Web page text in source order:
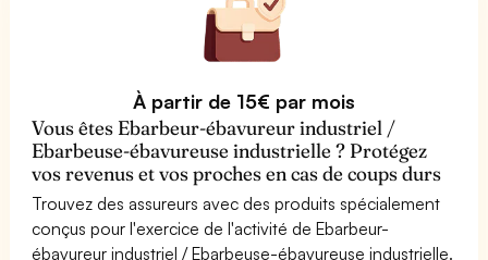
À partir de 15€ par mois
Vous êtes Ebarbeur-ébavureur industriel /
Ebarbeuse-ébavureuse industrielle ? Protégez
vos revenus et vos proches en cas de coups durs
Trouvez des assureurs avec des produits spécialement
conçus pour l'exercice de l'activité de Ebarbeur-
ébavureur industriel / Ebarbeuse-ébavureuse industrielle.